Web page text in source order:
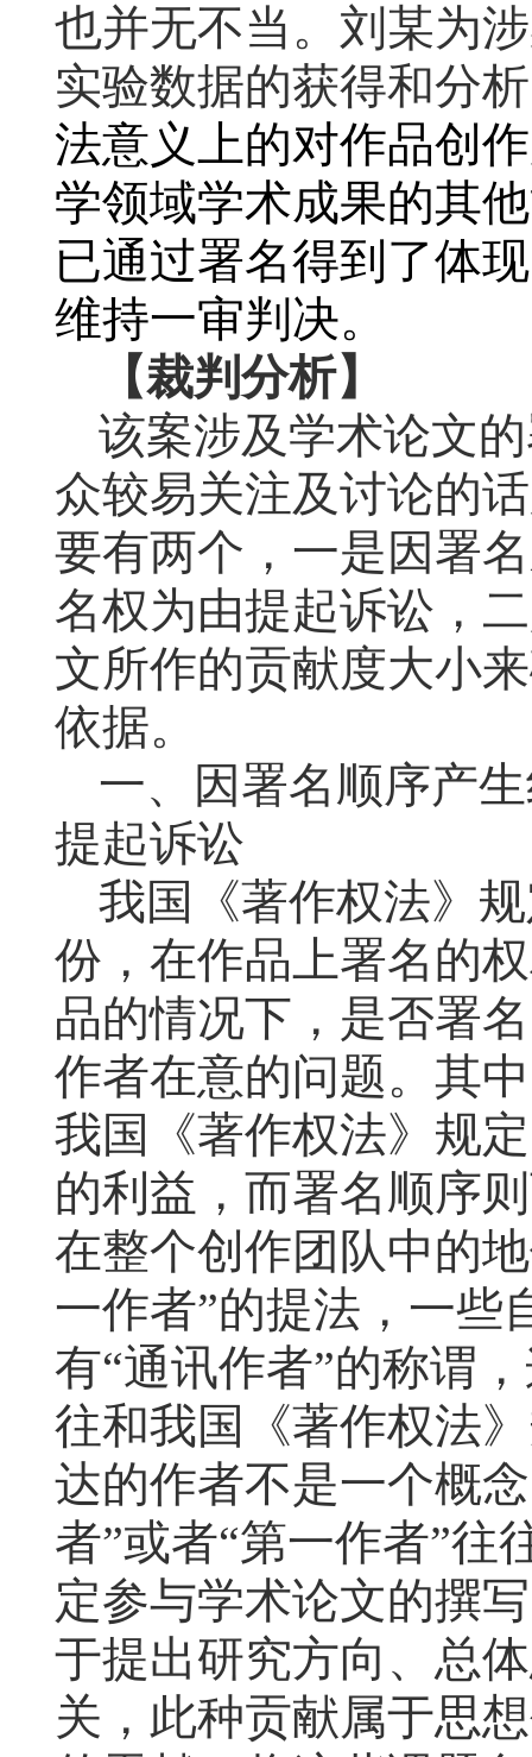
也并无不当。刘某为
实验数据的获得和分
法意义上的对作品创
学领域学术成果的其
已通过署名得到了体
维持一审判决。
【裁判分析】
该案涉及学术论文
众较易关注及讨论的
要有两个，一是因署
名权为由提起诉讼，
文所作的贡献度大小
依据。
一、因署名顺序产
提起诉讼
我国《著作权法》
份，在作品上署名的
品的情况下，是否署
作者在意的问题。其
我国《著作权法》规
的利益，而署名顺序
在整个创作团队中的
一作者”的提法，一些
有“通讯作者”的称谓
往和我国《著作权法
达的作者不是一个概
者”或者“第一作者”往
定参与学术论文的撰
于提出研究方向、总
关，此种贡献属于思